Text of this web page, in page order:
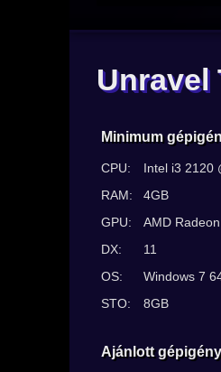
Unravel
Minimum
CPU:
Intel i3 2120
RAM:
4GB
GPU:
AMD
DX:
11
OS:
Windows 7
STO:
8GB
Ajánlott